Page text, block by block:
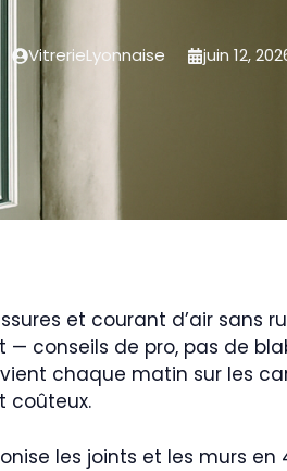
VitrerieLyonnaise juin 12,
et courant d’air sans
conseils de pro, pas de
chaque matin sur les
coûteux.
les joints et les murs en